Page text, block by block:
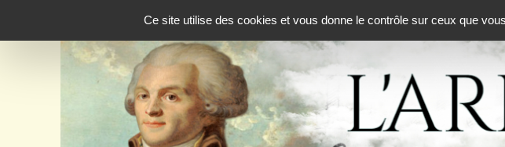
Ce site utilise des cookies et vous donne le contrôle sur ceux que